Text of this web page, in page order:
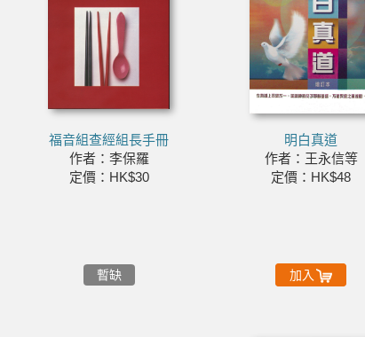
福音組查經組長手冊
作者：李保羅
定價：HK$30
暫缺
明白真道
作者：王永信等
定價：HK$48
加入